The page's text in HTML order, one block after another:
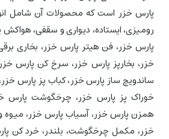
پارس خزر است که محصولات آن شامل
رومیزی، ایستاده، دیواری و سقفی،
پارس خزر، فن هیتر پارس خزر، بخاری
خزر، بخارپز پارس خزر، سرخ کن پارس
ساندویچ ساز پارس خزر، کباب پز پارس
خوراک پز پارس خزر، چرخگوشت پارس
همزن پارس خزر، آسیاب پارس خزر،
خزر، مکمل چرخگوشت، بلندر، خرد کن